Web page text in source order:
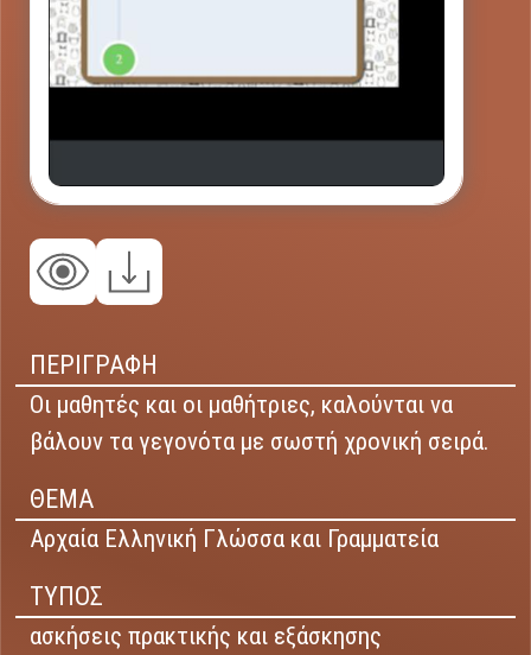
ΠΕΡΙΓΡΑΦΗ
Οι μαθητές και οι μαθήτριες, καλούνται να
βάλουν τα γεγονότα με σωστή χρονική σειρά.
ΘΕΜΑ
Αρχαία Ελληνική Γλώσσα και Γραμματεία
ΤΥΠΟΣ
ασκήσεις πρακτικής και εξάσκησης